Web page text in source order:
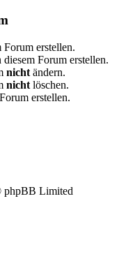
Forum erstellen.
Forum erstellen.
nicht ändern.
nicht löschen.
erstellen.
phpBB Limited